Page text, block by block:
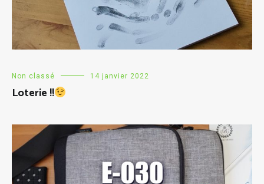
Non classé 14 janvier 2022
Loterie !!